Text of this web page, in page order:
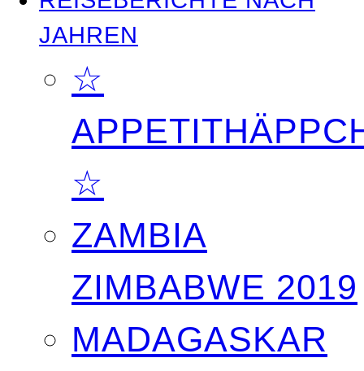
JAHREN
☆
☆
ZAMBIA
ZIMBABWE 2019
MADAGASKAR